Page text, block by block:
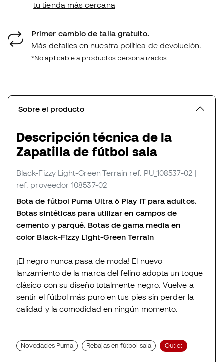
tu tienda más cercana
Primer cambio de talla gratuito.
Más detalles en nuestra política de devolución.
*No aplicable a productos personalizados.
Sobre el producto
Descripción técnica de la
Zapatilla de fútbol sala
Black-Fizzy Light-Green Terrain ref. PU_108537-02 |
ref. proveedor 108537-02
Bota de fútbol Puma Ultra 6 Play IT para adultos.
Botas sintéticas para utilizar en campos de
cemento y parqué. Botas de gama media en
color Black-Fizzy Light-Green Terrain
¡El negro nunca pasa de moda! El nuevo
lanzamiento de la marca del felino adopta un toque
clásico con su diseño totalmente negro. Vuelve a
sentir el fútbol más puro en tus pies sin perder la
calidad y la comodidad en ningún momento.
Novedades Puma Rebajas en fútbol sala Outlet